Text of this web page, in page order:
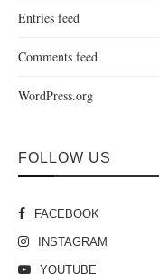
Entries feed
Comments feed
WordPress.org
FOLLOW US
FACEBOOK
INSTAGRAM
YOUTUBE